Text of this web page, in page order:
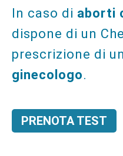
In caso di aborti
dispone di un
prescrizione di un
ginecologo.
PRENOTA TEST